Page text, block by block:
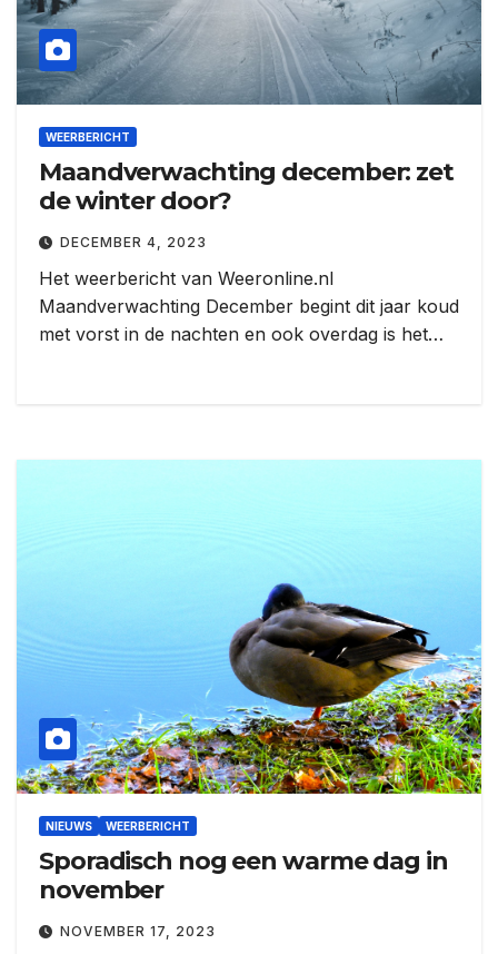
WEERBERICHT
Maandverwachting december: zet
de winter door?
DECEMBER 4, 2023
Het weerbericht van Weeronline.nl
Maandverwachting December begint dit jaar koud
met vorst in de nachten en ook overdag is het…
NIEUWS WEERBERICHT
Sporadisch nog een warme dag in
november
NOVEMBER 17, 2023